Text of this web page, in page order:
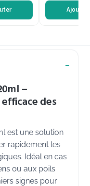
Ajouter
–
des
est une solution
rapidement les
Idéal en cas
ou aux poils
signes pour